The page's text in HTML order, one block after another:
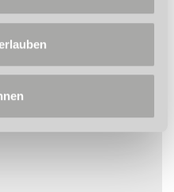
Sie die 3-Jahres
Registrierung.